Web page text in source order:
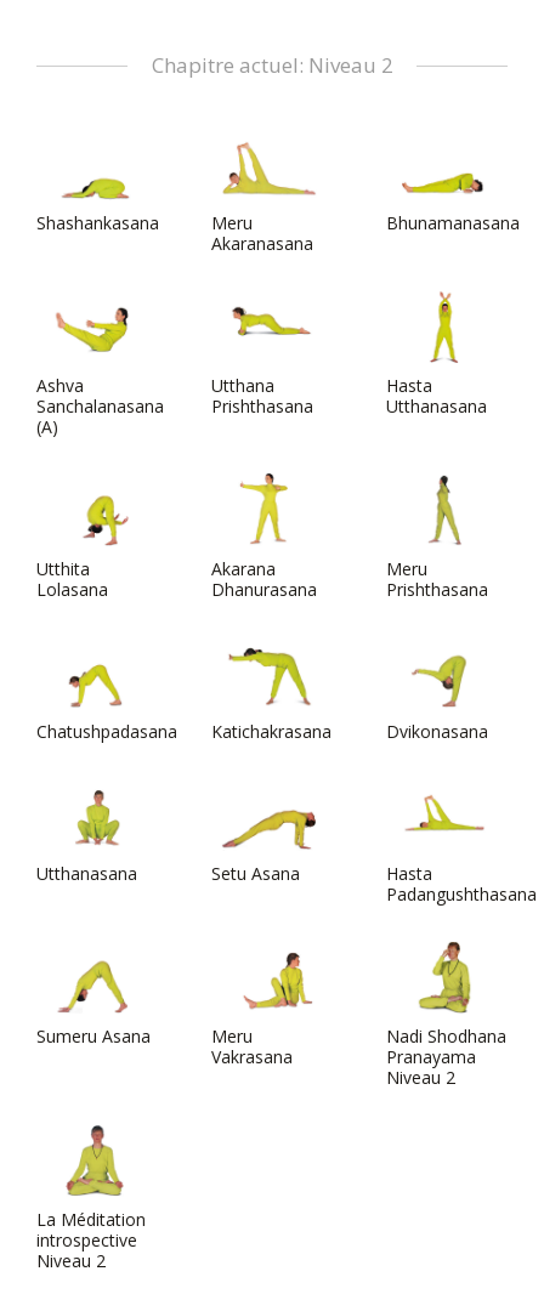
Chapitre actuel: Niveau 2
Shashankasana
Meru
Akaranasana
Bhunamanasana
Ashva
Sanchalanasana
(A)
Utthana
Prishthasana
Hasta
Utthanasana
Utthita
Lolasana
Akarana
Dhanurasana
Meru
Prishthasana
Chatushpadasana Katichakrasana Dvikonasana
Utthanasana Setu Asana
Hasta
Padangushthasana
Sumeru Asana
Meru
Vakrasana
Nadi Shodhana
Pranayama
Niveau 2
La Méditation
introspective
Niveau 2